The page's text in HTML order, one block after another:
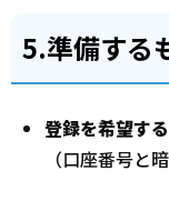
5.準備する
登録を希望す
（口座番号と